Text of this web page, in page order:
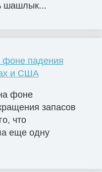
шашлык...
фоне падения
и США
фоне
запасов
что
еще одну